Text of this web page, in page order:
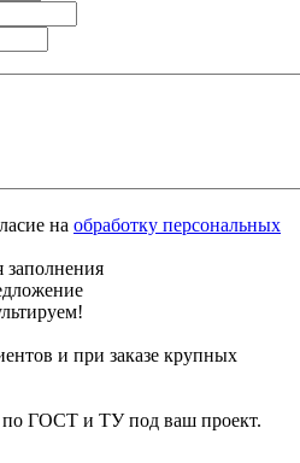
на обработку персональных
заполнения
и при заказе крупных
ГОСТ и ТУ под ваш проект.